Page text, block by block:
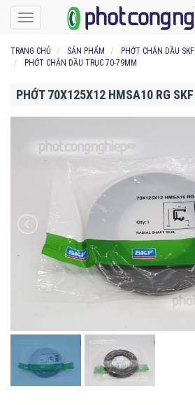
Toggle
navigation
TRANG CHỦ SẢN PHẨM
PHỚT CHẮN DẦU SKF
PHỚT CHẮN DẦU TRỤC 70-79MM
PHỚT 70X125X12 HMSA10 RG